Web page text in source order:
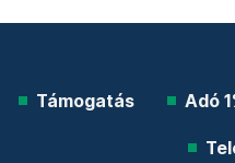
Támogatás Adó